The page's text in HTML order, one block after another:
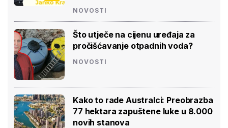
NOVOSTI
Što utječe na cijenu uređaja za
pročišćavanje otpadnih voda?
NOVOSTI
Kako to rade Australci: Preobrazba
77 hektara zapuštene luke u 8.000
novih stanova